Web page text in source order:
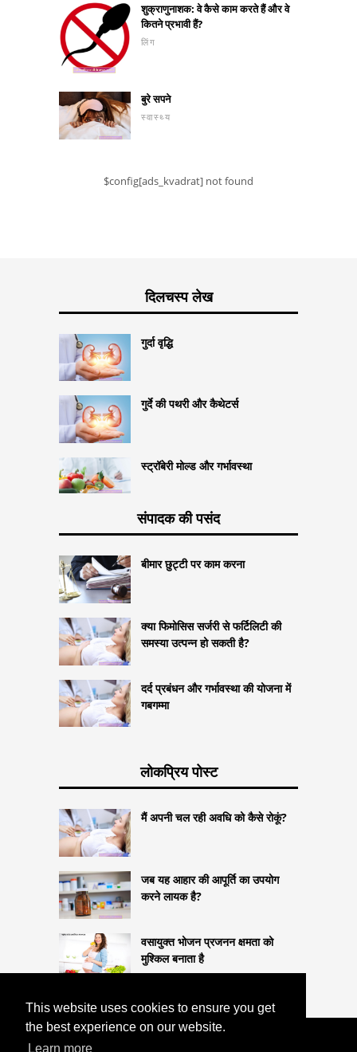
This website uses cookies to ensure you get
the best experience on our website.
Learn more
शुक्राणुनाशक: वे कैसे काम करते हैं और वे
कितने प्रभावी हैं?
लिंग
बुरे सपने
स्वास्थ्य
$config[ads_kvadrat] not found
दिलचस्प लेख
गुर्दा वृद्धि
गुर्दे की पथरी और कैथेटर्स
स्ट्रॉबेरी मोल्ड और गर्भावस्था
संपादक की पसंद
बीमार छुट्टी पर काम करना
क्या फिमोसिस सर्जरी से फर्टिलिटी की
समस्या उत्पन्न हो सकती है?
दर्द प्रबंधन और गर्भावस्था की योजना में
गबगम्मा
लोकप्रिय पोस्ट
मैं अपनी चल रही अवधि को कैसे रोकूं?
जब यह आहार की आपूर्ति का उपयोग
करने लायक है?
वसायुक्त भोजन प्रजनन क्षमता को
मुश्किल बनाता है